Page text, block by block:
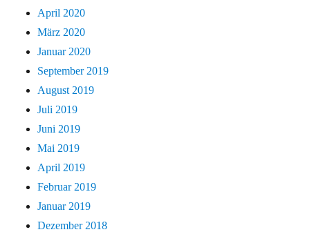
April 2020
März 2020
Januar 2020
September 2019
August 2019
Juli 2019
Juni 2019
Mai 2019
April 2019
Februar 2019
Januar 2019
Dezember 2018